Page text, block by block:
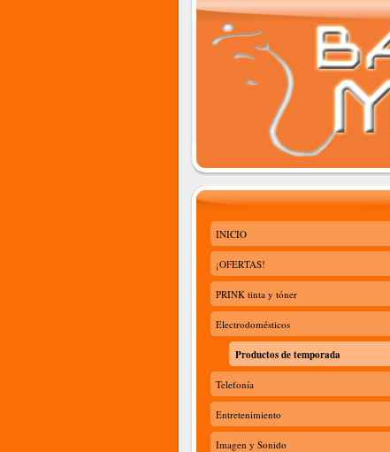
INICIO
¡OFERTAS!
PRINK tinta y tóner
Electrodomésticos
Productos de temporada
Telefonía
Entretenimiento
Imagen y Sonido